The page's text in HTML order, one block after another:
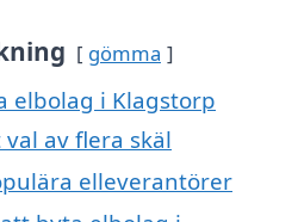
gömma
elbolag i Klagstorp
av flera skäl
elleverantörer